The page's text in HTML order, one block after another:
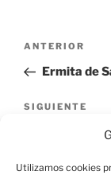
Utilizamos cookies
Navegación
entradas
Entrada
anterior:
ANTERIOR
Ermita de
Siguiente
SIGUIENTE
Vivienda,